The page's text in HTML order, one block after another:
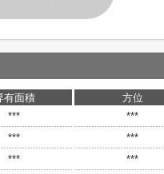
有面積 方位
*** ***
*** ***
*** ***